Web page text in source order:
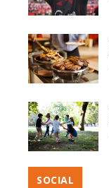
SOCIAL